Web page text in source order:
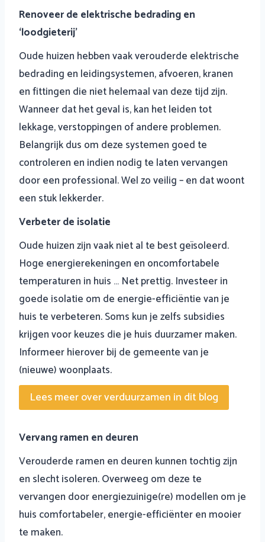
Renoveer de elektrische bedrading en
‘loodgieterij’
Oude huizen hebben vaak verouderde elektrische
bedrading en leidingsystemen, afvoeren, kranen
en fittingen die niet helemaal van deze tijd zijn.
Wanneer dat het geval is, kan het leiden tot
lekkage, verstoppingen of andere problemen.
Belangrijk dus om deze systemen goed te
controleren en indien nodig te laten vervangen
door een professional. Wel zo veilig – en dat woont
een stuk lekkerder.
Verbeter de isolatie
Oude huizen zijn vaak niet al te best geïsoleerd.
Hoge energierekeningen en oncomfortabele
temperaturen in huis … Net prettig. Investeer in
goede isolatie om de energie-efficiëntie van je
huis te verbeteren. Soms kun je zelfs subsidies
krijgen voor keuzes die je huis duurzamer maken.
Informeer hierover bij de gemeente van je
(nieuwe) woonplaats.
Lees meer over verduurzamen in dit blog
Vervang ramen en deuren
Verouderde ramen en deuren kunnen tochtig zijn
en slecht isoleren. Overweeg om deze te
vervangen door energiezuinige(re) modellen om je
huis comfortabeler, energie-efficiënter en mooier
te maken.